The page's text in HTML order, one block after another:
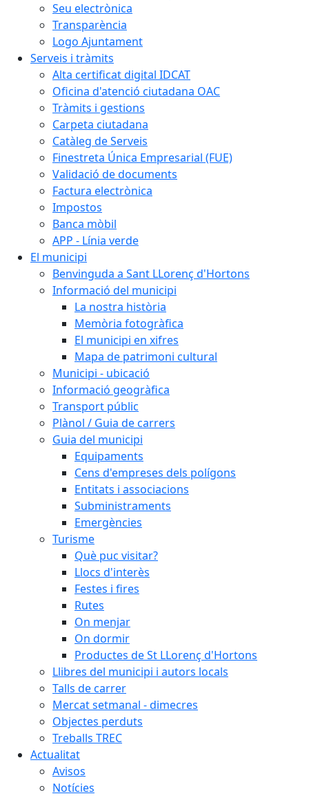
Seu electrònica
Transparència
Logo Ajuntament
Serveis i tràmits
Alta certificat digital IDCAT
Oficina d'atenció ciutadana OAC
Tràmits i gestions
Carpeta ciutadana
Catàleg de Serveis
Finestreta Única Empresarial (FUE)
Validació de documents
Factura electrònica
Impostos
Banca mòbil
APP - Línia verde
El municipi
Benvinguda a Sant LLorenç d'Hortons
Informació del municipi
La nostra història
Memòria fotogràfica
El municipi en xifres
Mapa de patrimoni cultural
Municipi - ubicació
Informació geogràfica
Transport públic
Plànol / Guia de carrers
Guia del municipi
Equipaments
Cens d'empreses dels polígons
Entitats i associacions
Subministraments
Emergències
Turisme
Què puc visitar?
Llocs d'interès
Festes i fires
Rutes
On menjar
On dormir
Productes de St LLorenç d'Hortons
Llibres del municipi i autors locals
Talls de carrer
Mercat setmanal - dimecres
Objectes perduts
Treballs TREC
Actualitat
Avisos
Notícies